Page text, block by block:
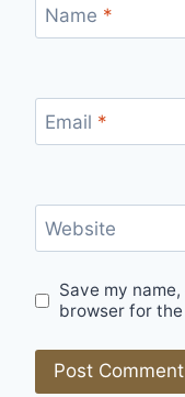
Name *
Email *
Website
Save my
browser for